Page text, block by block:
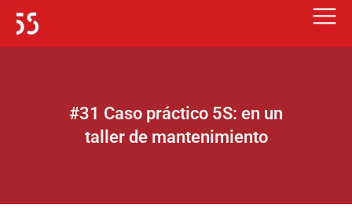
#31 Caso práctico 5S: en un
taller de mantenimiento